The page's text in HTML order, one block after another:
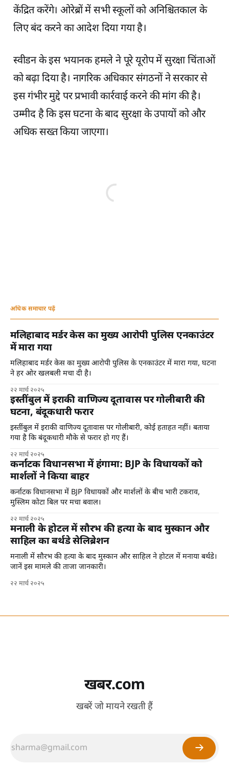
केंद्रित करेंगे। ओरेब्रों में सभी स्कूलों को अनिश्चितकाल के
लिए बंद करने का आदेश दिया गया है।
स्वीडन के इस भयानक हमले ने पूरे यूरोप में सुरक्षा चिंताओं
को बढ़ा दिया है। नागरिक अधिकार संगठनों ने सरकार से
इस गंभीर मुद्दे पर प्रभावी कार्रवाई करने की मांग की है।
उम्मीद है कि इस घटना के बाद सुरक्षा के उपायों को और
अधिक सख्त किया जाएगा।
अधिक समाचार पढ़ें
मलिहाबाद मर्डर केस का मुख्य आरोपी पुलिस एनकाउंटर
में मारा गया
मलिहाबाद मर्डर केस का मुख्य आरोपी पुलिस के एनकाउंटर में मारा गया, घटना
ने हर ओर खलबली मचा दी है।
२२ मार्च २०२५
इस्तींबुल में इराकी वाणिज्य दूतावास पर गोलीबारी की
घटना, बंदूकधारी फरार
इस्तींबुल में इराकी वाणिज्य दूतावास पर गोलीबारी, कोई हताहत नहीं। बताया
गया है कि बंदूकधारी मौके से फरार हो गए हैं।
२२ मार्च २०२५
कर्नाटक विधानसभा में हंगामा: BJP के विधायकों को
मार्शलों ने किया बाहर
कर्नाटक विधानसभा में BJP विधायकों और मार्शलों के बीच भारी टकराव,
मुस्लिम कोटा बिल पर मचा बवाल।
२२ मार्च २०२५
मनाली के होटल में सौरभ की हत्या के बाद मुस्कान और
साहिल का बर्थडे सेलिब्रेशन
मनाली में सौरभ की हत्या के बाद मुस्कान और साहिल ने होटल में मनाया बर्थडे।
जानें इस मामले की ताजा जानकारी।
२२ मार्च २०२५
खबर.com
खबरें जो मायने रखती हैं